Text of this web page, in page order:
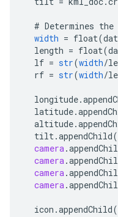
# Determines the
width = float(
length = float(
lf = str(width/
rf = str(width/
longitude.
latitude.
altitude.
tilt.appendChild(
camera.
camera.
camera.
camera.
icon .appendChild(